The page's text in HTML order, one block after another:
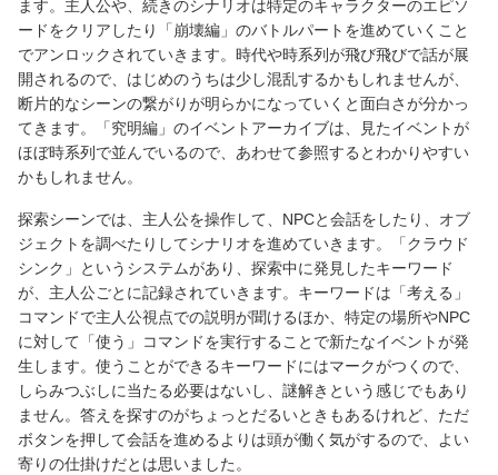
ます。主人公や、続きのシナリオは特定のキャラクターのエピソ
ードをクリアしたり「崩壊編」のバトルパートを進めていくこと
でアンロックされていきます。時代や時系列が飛び飛びで話が展
開されるので、はじめのうちは少し混乱するかもしれませんが、
断片的なシーンの繋がりが明らかになっていくと面白さが分かっ
てきます。「究明編」のイベントアーカイブは、見たイベントが
ほぼ時系列で並んでいるので、あわせて参照するとわかりやすい
かもしれません。
探索シーンでは、主人公を操作して、NPCと会話をしたり、オブ
ジェクトを調べたりしてシナリオを進めていきます。「クラウド
シンク」というシステムがあり、探索中に発見したキーワード
が、主人公ごとに記録されていきます。キーワードは「考える」
コマンドで主人公視点での説明が聞けるほか、特定の場所やNPC
に対して「使う」コマンドを実行することで新たなイベントが発
生します。使うことができるキーワードにはマークがつくので、
しらみつぶしに当たる必要はないし、謎解きという感じでもあり
ません。答えを探すのがちょっとだるいときもあるけれど、ただ
ボタンを押して会話を進めるよりは頭が働く気がするので、よい
寄りの仕掛けだとは思いました。